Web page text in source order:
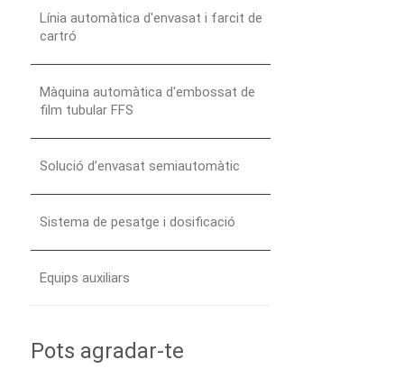
Línia automàtica d'envasat i farcit de
cartró
Màquina automàtica d'embossat de
film tubular FFS
Solució d’envasat semiautomàtic
Sistema de pesatge i dosificació
Equips auxiliars
Pots agradar-te